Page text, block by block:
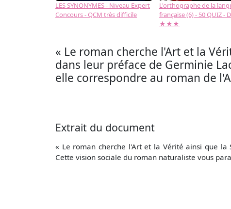
LES SYNONYMES - Niveau Expert
Concours - QCM très difficile
L'orthographe de la
française (6) - 50 QUIZ -
★★★
« Le roman cherche l'Art et la
dans leur préface de Germinie
elle correspondre au roman de
Extrait du document
« Le roman cherche l'Art et la Vérité ainsi que
Cette vision sociale du roman naturaliste vous